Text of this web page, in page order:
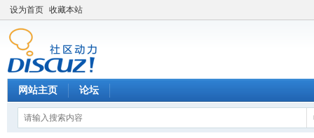
设为首页 收藏本站
网站主页 论坛